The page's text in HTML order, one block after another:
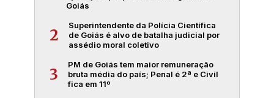
Goiás
2
Superintendente da Polícia Científica
de Goiás é alvo de batalha judicial por
assédio moral coletivo
3
PM de Goiás tem maior remuneração
bruta média do país; Penal é 2ª e Civil
fica em 11º